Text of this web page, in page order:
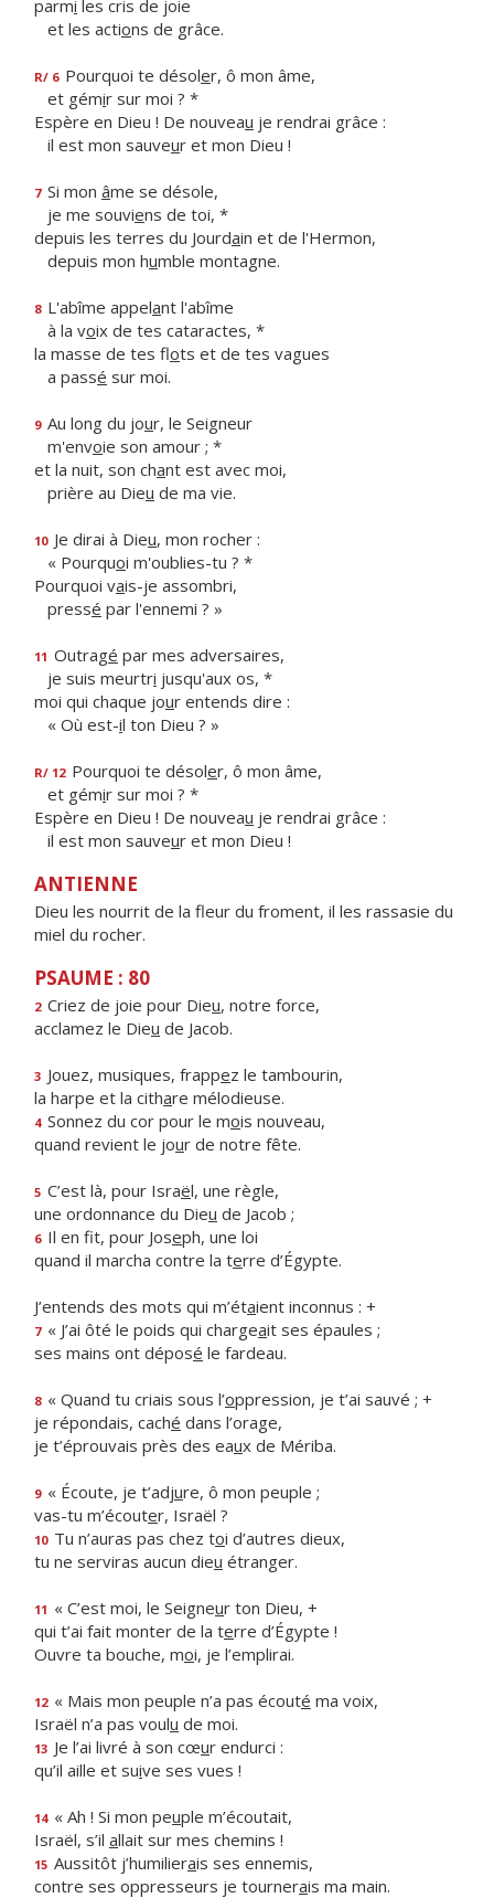
parmi les cris de joie
et les actions de grâce.
R/ 6 Pourquoi te désoler, ô mon âme,
et gémir sur moi ? *
Espère en Dieu ! De nouveau je rendrai grâce :
il est mon sauveur et mon Dieu !
7 Si mon âme se désole,
je me souviens de toi, *
depuis les terres du Jourdain et de l'Hermon,
depuis mon humble montagne.
8 L'abîme appelant l'abîme
à la voix de tes cataractes, *
la masse de tes flots et de tes vagues
a passé sur moi.
9 Au long du jour, le Seigneur
m'envoie son amour ; *
et la nuit, son chant est avec moi,
prière au Dieu de ma vie.
10 Je dirai à Dieu, mon rocher :
« Pourquoi m'oublies-tu ? *
Pourquoi vais-je assombri,
pressé par l'ennemi ? »
11 Outragé par mes adversaires,
je suis meurtri jusqu'aux os, *
moi qui chaque jour entends dire :
« Où est-il ton Dieu ? »
R/ 12 Pourquoi te désoler, ô mon âme,
et gémir sur moi ? *
Espère en Dieu ! De nouveau je rendrai grâce :
il est mon sauveur et mon Dieu !
ANTIENNE
Dieu les nourrit de la fleur du froment, il les rassasie du
miel du rocher.
PSAUME : 80
2 Criez de joie pour Dieu, notre force,
acclamez le Dieu de Jacob.
3 Jouez, musiques, frappez le tambourin,
la harpe et la cithare mélodieuse.
4 Sonnez du cor pour le mois nouveau,
quand revient le jour de notre fête.
5 C’est là, pour Israël, une règle,
une ordonnance du Dieu de Jacob ;
6 Il en fit, pour Joseph, une loi
quand il marcha contre la terre d’Égypte.
J’entends des mots qui m’étaient inconnus : +
7 « J’ai ôté le poids qui chargeait ses épaules ;
ses mains ont déposé le fardeau.
8 « Quand tu criais sous l’oppression, je t’ai sauvé ; +
je répondais, caché dans l’orage,
je t’éprouvais près des eaux de Mériba.
9 « Écoute, je t’adjure, ô mon peuple ;
vas-tu m’écouter, Israël ?
10 Tu n’auras pas chez toi d’autres dieux,
tu ne serviras aucun dieu étranger.
11 « C’est moi, le Seigneur ton Dieu, +
qui t’ai fait monter de la terre d’Égypte !
Ouvre ta bouche, moi, je l’emplirai.
12 « Mais mon peuple n’a pas écouté ma voix,
Israël n’a pas voulu de moi.
13 Je l’ai livré à son cœur endurci :
qu’il aille et suive ses vues !
14 « Ah ! Si mon peuple m’écoutait,
Israël, s’il allait sur mes chemins !
15 Aussitôt j’humilierais ses ennemis,
contre ses oppresseurs je tournerais ma main.